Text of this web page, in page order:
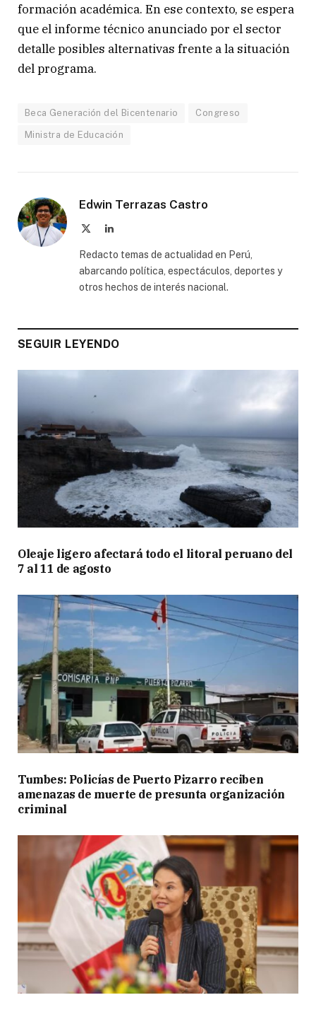
formación académica. En ese contexto, se espera
que el informe técnico anunciado por el sector
detalle posibles alternativas frente a la situación
del programa.
Beca Generación del Bicentenario Congreso
Ministra de Educación
Edwin Terrazas Castro
LinkedIn
Redacto temas de actualidad en Perú,
abarcando política, espectáculos, deportes y
otros hechos de interés nacional.
SEGUIR LEYENDO
Oleaje ligero afectará todo el litoral peruano del
7 al 11 de agosto
Tumbes: Policías de Puerto Pizarro reciben
amenazas de muerte de presunta organización
criminal